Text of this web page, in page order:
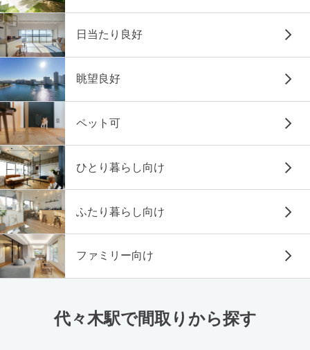
日当たり良好
眺望良好
ペット可
ひとり暮らし向け
ふたり暮らし向け
ファミリー向け
代々木駅で間取りから探す